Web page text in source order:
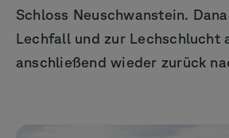
Schloss Neuschwanstein.
Lechfall und zur Lechschlucht
anschließend wieder zurück